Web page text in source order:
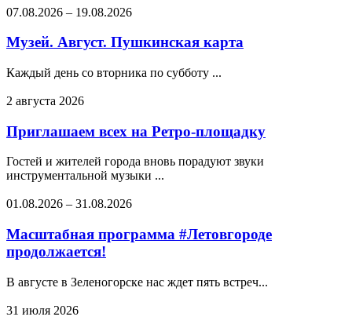
07.08.2026 – 19.08.2026
Музей. Август. Пушкинская карта
Каждый день со вторника по субботу ...
2 августа 2026
Приглашаем всех на Ретро-площадку
Гостей и жителей города вновь порадуют звуки
инструментальной музыки ...
01.08.2026 – 31.08.2026
Масштабная программа #Летовгороде
продолжается!
В августе в Зеленогорске нас ждет пять встреч...
31 июля 2026